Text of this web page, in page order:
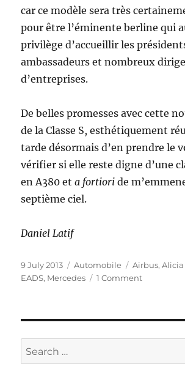
car ce modèle sera très
pour être l’éminente berline qui
privilège d’accueillir les
ambassadeurs et nombreux
d’entreprises.
De belles promesses avec cette
de la Classe S, esthétiquement
tarde désormais d’en prendre le
vérifier si elle reste digne d’une
en A380 eta fortiori de
septième ciel.
Daniel Latif
Posted
on
9 July 2013 Categories
Automobile Tags
Airbus,Alicia
EADS, Mercedes 1 Commenton
:
retour
Search
for: